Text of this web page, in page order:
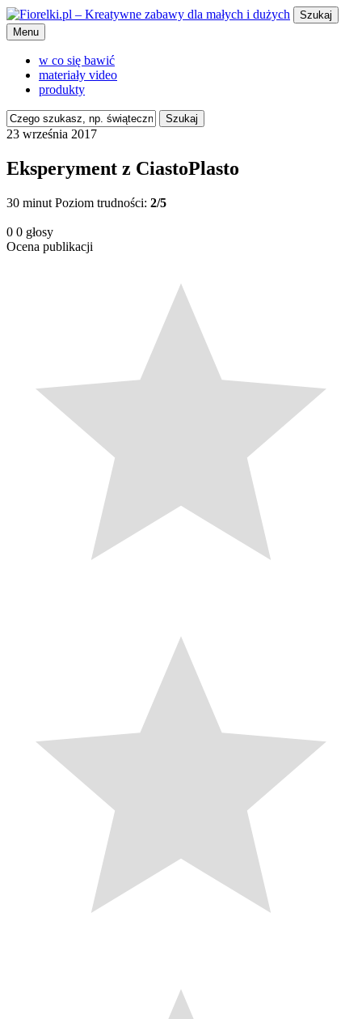
Szukaj
Menu
w co się bawić
materiały video
produkty
Szukaj
23 września 2017
Eksperyment z CiastoPlasto
30 minut Poziom trudności: 2/5
0 0 głosy
Ocena publikacji